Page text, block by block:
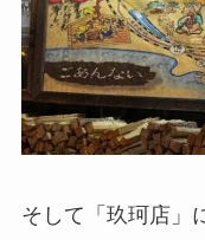
そして「玖珂店」